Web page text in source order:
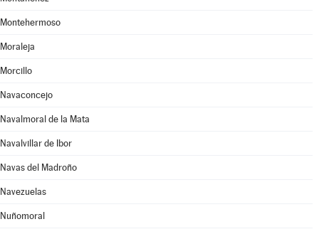
Montehermoso
Moraleja
Morcillo
Navaconcejo
Navalmoral de la Mata
Navalvillar de Ibor
Navas del Madroño
Navezuelas
Nuñomoral